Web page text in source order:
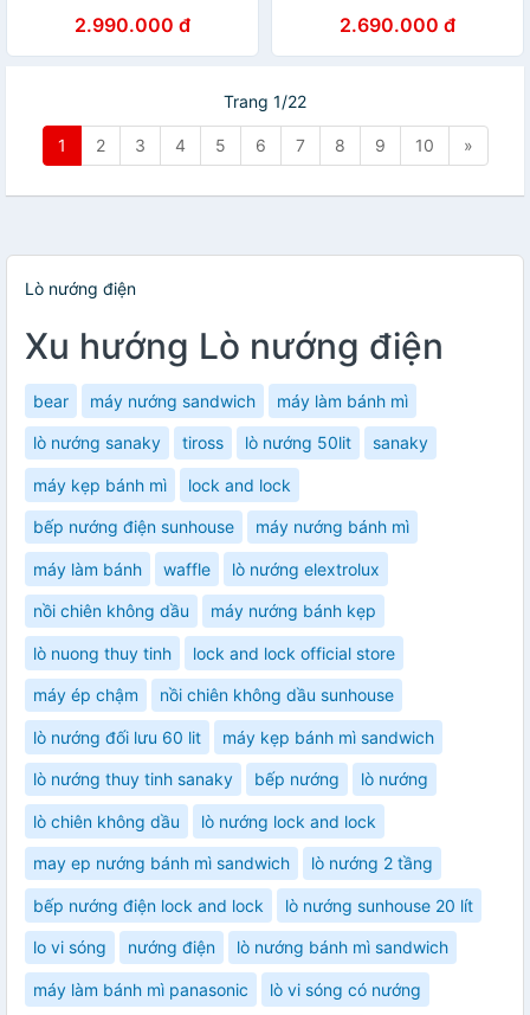
2.990.000 đ 2.690.000 đ
Trang 1/22
1 2 3 4 5 6 7 8 9 10 »
Lò nướng điện
Xu hướng Lò nướng điện
bear máy nướng sandwich máy làm bánh mì
lò nướng sanaky tiross lò nướng 50lit sanaky
máy kẹp bánh mì lock and lock
bếp nướng điện sunhouse máy nướng bánh mì
máy làm bánh waffle lò nướng elextrolux
nồi chiên không dầu máy nướng bánh kẹp
lò nuong thuy tinh lock and lock official store
máy ép chậm nồi chiên không dầu sunhouse
lò nướng đối lưu 60 lit máy kẹp bánh mì sandwich
lò nướng thuy tinh sanaky bếp nướng lò nướng
lò chiên không dầu lò nướng lock and lock
may ep nướng bánh mì sandwich lò nướng 2 tầng
bếp nướng điện lock and lock lò nướng sunhouse 20 lít
lo vi sóng nướng điện lò nướng bánh mì sandwich
máy làm bánh mì panasonic lò vi sóng có nướng